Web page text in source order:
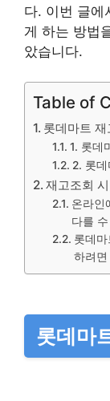
다. 이번 글에
게 하는 방법
았습니다.
Table of
롯데마트
1. 롯데
2. 롯
재고조회
온라인
다를
롯데
하려
롯데마